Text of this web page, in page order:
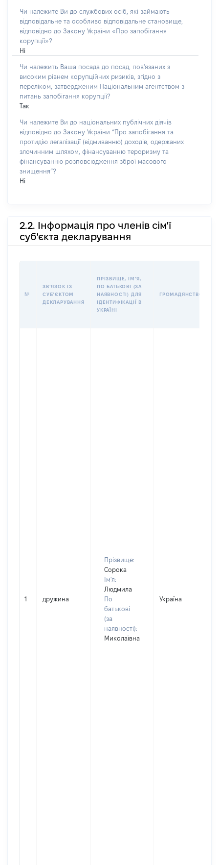
Чи належите Ви до службових осіб, які займають
відповідальне та особливо відповідальне становище,
відповідно до Закону України «Про запобігання
корупції»?
Ні
Чи належить Ваша посада до посад, пов'язаних з
високим рівнем корупційних ризиків, згідно з
переліком, затвердженим Національним агентством з
питань запобігання корупції?
Так
Чи належите Ви до національних публічних діячів
відповідно до Закону України “Про запобігання та
протидію легалізації (відмиванню) доходів, одержаних
злочинним шляхом, фінансуванню тероризму та
фінансуванню розповсюдження зброї масового
знищення”?
Ні
2.2. Інформація про членів сім'ї
суб'єкта декларування
№
ЗВʼЯЗОК ІЗ
СУБʼЄКТОМ
ДЕКЛАРУВАННЯ
ПРІЗВИЩЕ, ІМʼЯ,
ПО БАТЬКОВІ (ЗА
НАЯВНОСТІ) ДЛЯ
ІДЕНТИФІКАЦІЇ В
УКРАЇНІ
ГРОМАДЯНСТВО
1 дружина
Прізвище:
Сорока
Ім'я:
Людмила
По
батькові
(за
наявності):
Миколаївна
Україна